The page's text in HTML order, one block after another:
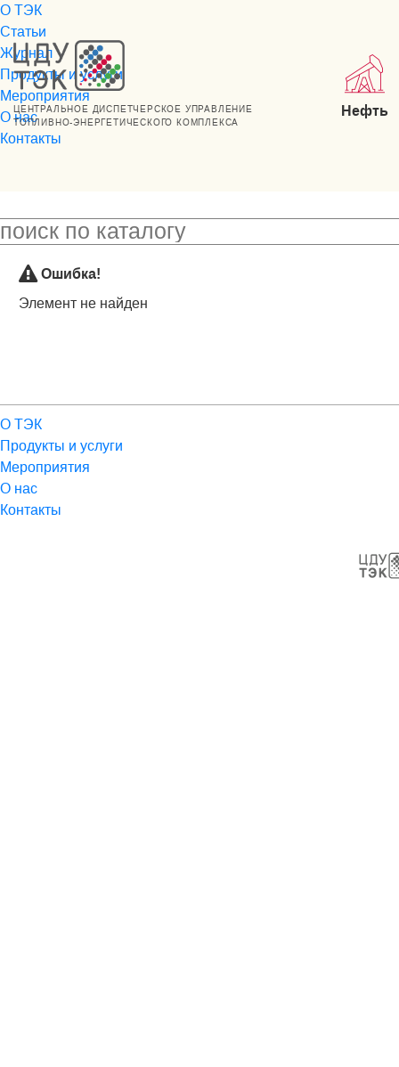
ЦЕНТРАЛЬНОЕ ДИСПЕТЧЕРСКОЕ УПРАВЛЕНИЕ
ТОПЛИВНО-ЭНЕРГЕТИЧЕСКОГО КОМПЛЕКСА
Нефть
О ТЭК
Статьи
Журнал
Продукты и услуги
Мероприятия
О нас
Контакты
Ошибка!
Элемент не найден
О ТЭК
Продукты и услуги
Мероприятия
О нас
Контакты